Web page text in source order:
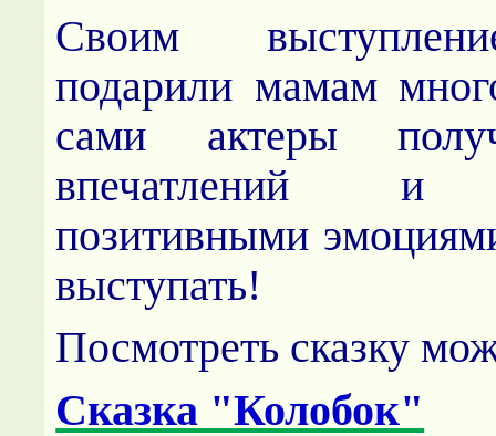
Своим
подарили мамам
сами актеры
впечатлений и
позитивными
выступать!
Посмотреть сказку
Сказка "Колобок"